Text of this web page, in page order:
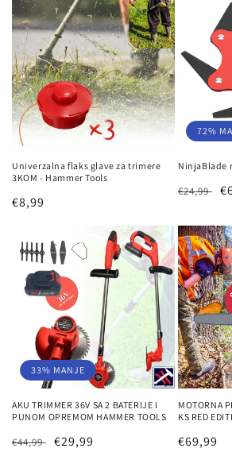
Univerzalna flaks glave za trimere
3KOM - Hammer Tools
Redovna
€8,99
72%
NinjaBlade
Redovna
€24,99
33% MANJE
AKU TRIMMER 36V SA 2 BATERIJE I
PUNOM OPREMOM HAMMER TOOLS
Redovna
€44,99 Prodajna
€29,99
MOTORNA
KS RED
Redovna
€69,99